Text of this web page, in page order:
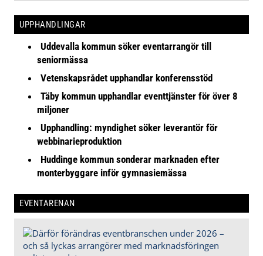
UPPHANDLINGAR
Uddevalla kommun söker eventarrangör till
seniormässa
Vetenskapsrådet upphandlar konferensstöd
Täby kommun upphandlar eventtjänster för över 8
miljoner
Upphandling: myndighet söker leverantör för
webbinarieproduktion
Huddinge kommun sonderar marknaden efter
monterbyggare inför gymnasiemässa
EVENTARENAN